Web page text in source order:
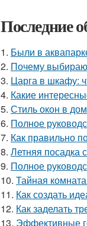
Последние
1. Были в
2. Почему
3. Царга в шкафу:
4. Какие
5. Стиль окон в
6. Полное
7. Как правильно
8. Летняя посадка
9. Полное
10. Тайная
11. Как создать
12. Как заделать
13. Эффективные